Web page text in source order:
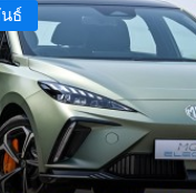
ธ์